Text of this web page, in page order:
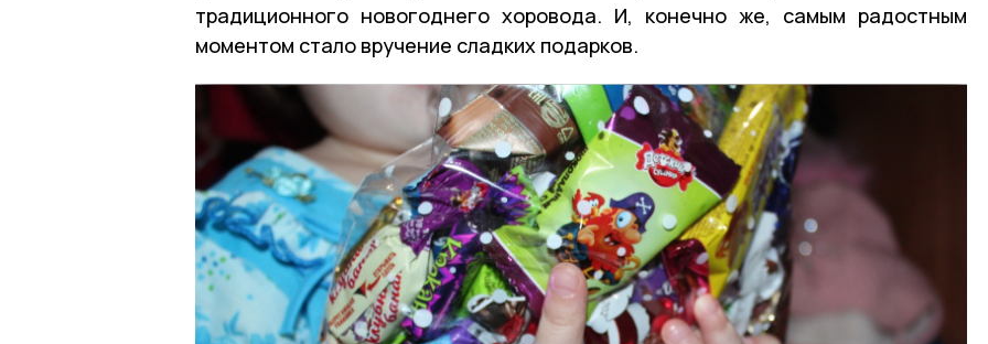
традиционного новогоднего хоровода. И, конечно же, самым радостным
моментом стало вручение сладких подарков.